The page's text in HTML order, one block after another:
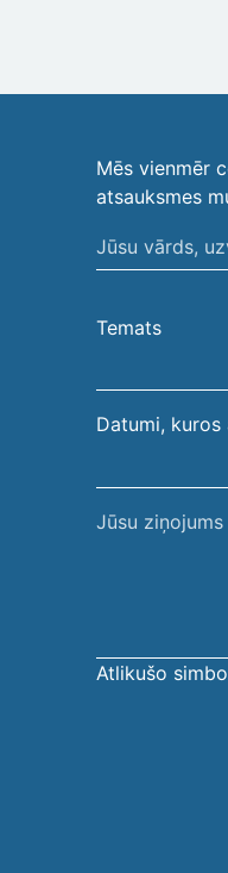
Mēs vienmēr
atsauksmes
Jūsu
vārds,
Temats
Datumi,
Jūsu
Atlikušo